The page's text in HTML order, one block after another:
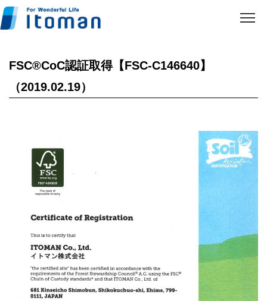
FSC®CoC認証取得【FSC-C146640】
（2019.02.19）